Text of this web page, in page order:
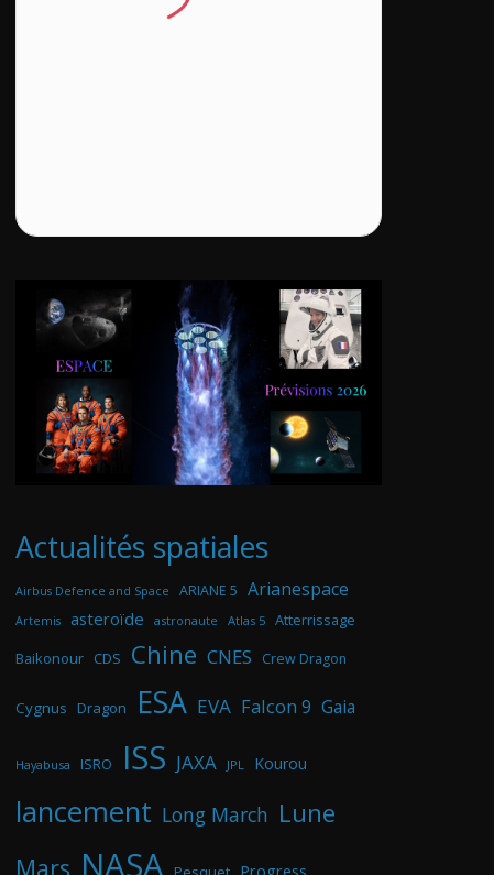
Actualités spatiales
Airbus Defence and Space ARIANE 5 Arianespace
Artemis asteroïde astronaute Atlas 5 Atterrissage
Baikonour CDS Chine CNES Crew Dragon
Cygnus Dragon ESA EVA Falcon 9 Gaia
Hayabusa ISRO ISS JAXA JPL Kourou
lancement Long March Lune
Mars NASA